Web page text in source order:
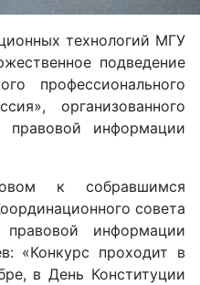
технологий МГУ
подведение
профессионального
»,организованного
правовой информации
к собравшимся
совета
правовой информации
: «Конкурс проходит в
в День Конституции